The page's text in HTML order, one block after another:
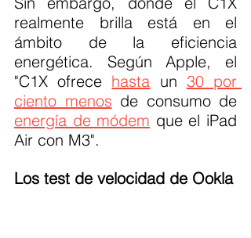
realmente brilla está en el
ámbito de la eficiencia
energética. Según Apple, el
"C1X ofrece hasta un 30 por
ciento menos
energía de módem que el iPad
Air con M3".
Los test de velocidad de Ookla